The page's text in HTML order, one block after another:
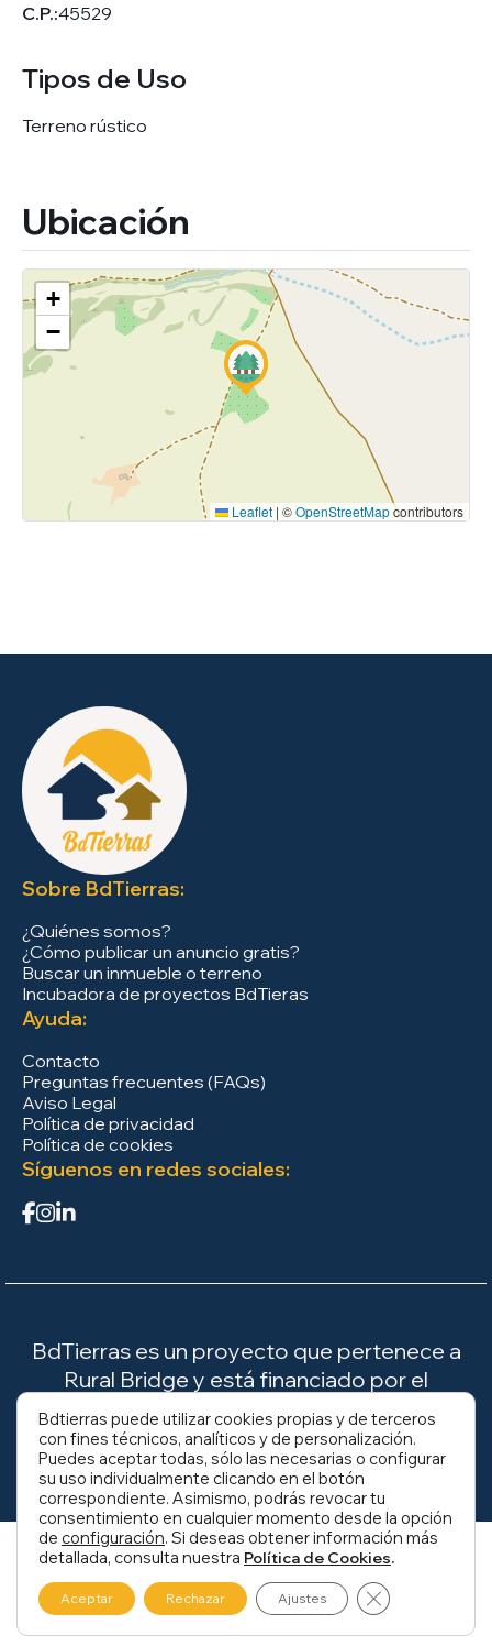
C.P.:45529
Tipos de Uso
Terreno rústico
Ubicación
+
−
Leaflet | ©OpenStreetMapcontributors
Sobre BdTierras:
¿Quiénes somos?
¿Cómo publicar un anuncio gratis?
Buscar un inmueble o terreno
Incubadora de proyectos BdTieras
Ayuda:
Contacto
Preguntas frecuentes (FAQs)
Aviso Legal
Política de privacidad
Política de cookies
Síguenos en redes sociales:
BdTierras es un proyecto que pertenece a
Rural Bridge y está financiado por el
Ministerio para la Transición Ecológica y el
Reto Demográfico (MITECO).
Bdtierras puede utilizar cookies propias y de terceros
con fines técnicos, analíticos y de personalización.
Puedes aceptar todas, sólo las necesarias o configurar
su uso individualmente clicando en el botón
correspondiente. Asimismo, podrás revocar tu
consentimiento en cualquier momento desde la opción
de configuración. Si deseas obtener información más
detallada, consulta nuestra Política de Cookies.
Aceptar Rechazar Ajustes Cerrar el